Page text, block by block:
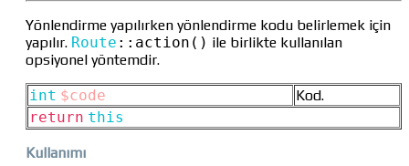
Yönlendirme yapılırken yönlendirme kodu belirlemek için
yapılır. Route :: action() ile birlikte kullanılan
opsiyonel yöntemdir.
int $code
Kod.
return this
Kullanımı